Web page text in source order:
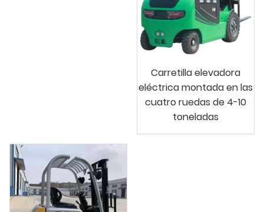
Carretilla elevadora
eléctrica montada en las
cuatro ruedas de 4-10
toneladas